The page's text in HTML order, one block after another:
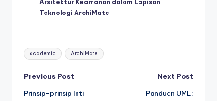
Arsitektur Keamanan dalam Lapisan
Teknologi ArchiMate
Tags:
academic ArchiMate
Post
Previous Post
Prinsip-prinsip Inti
Next Post
Panduan UML: